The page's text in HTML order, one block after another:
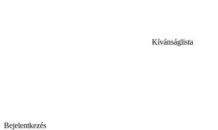
Kívánságlista
Bejelentkezés